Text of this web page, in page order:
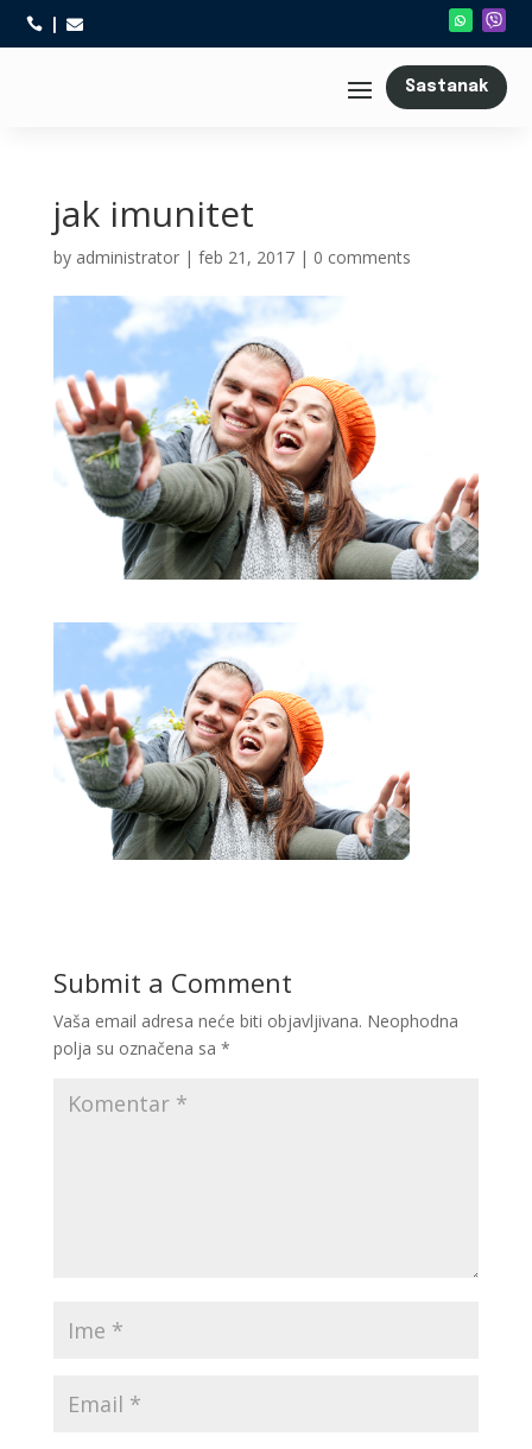
 
Sastanak
jak imunitet
by administrator| feb 21, 2017| 0 comments
Submit a Comment
Vaša email adresa neće biti objavljivana. Neophodna
polja su označena sa *